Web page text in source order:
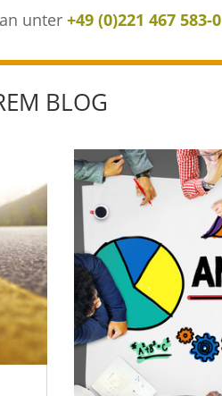
unter +49 (0)221 467 583-0
BLOG